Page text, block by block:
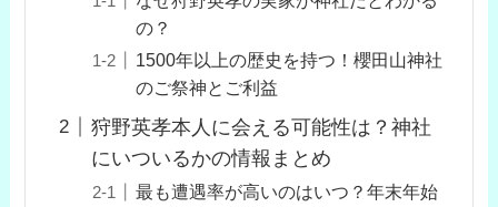
の？
1500年以上の歴史を持つ！櫻田山神社
のご祭神とご利益
狩野英孝本人に会える可能性は？神社
にいついるかの情報まとめ
最も遭遇率が高いのはいつ？年末年始